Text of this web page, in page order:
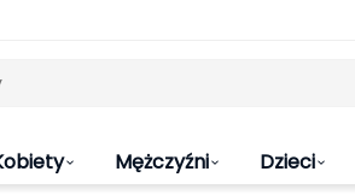
Mężczyźni Dzieci